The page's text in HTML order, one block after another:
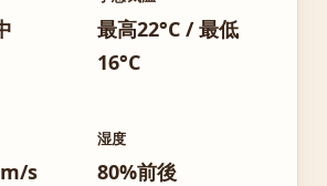
最高22°C / 最低
16°C
s
湿度
80%前後